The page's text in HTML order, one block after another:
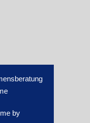
by